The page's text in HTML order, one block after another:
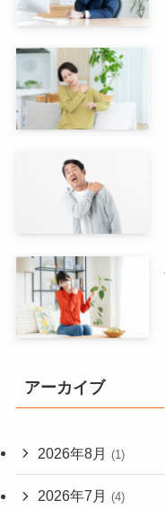
アーカイブ
2026年8月 (1)
2026年7月 (4)